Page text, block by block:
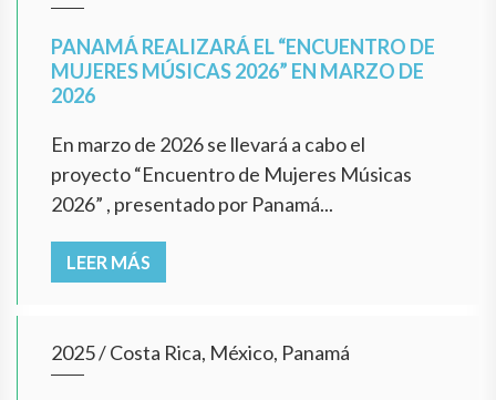
PANAMÁ REALIZARÁ EL “ENCUENTRO DE
MUJERES MÚSICAS 2026” EN MARZO DE
2026
En marzo de 2026 se llevará a cabo el
proyecto “Encuentro de Mujeres Músicas
2026” , presentado por Panamá...
LEER MÁS
2025/Costa Rica, México, Panamá